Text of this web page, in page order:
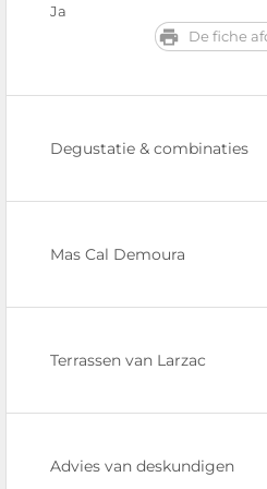
Ja
De fiche
Degustatie & combinaties
Mas Cal Demoura
Terrassen van Larzac
Advies van deskundigen